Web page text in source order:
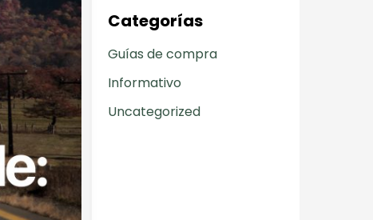
Categorías
Guías de compra
Informativo
Uncategorized